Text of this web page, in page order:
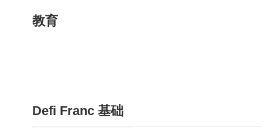
#526
教育
Defi Franc 基础